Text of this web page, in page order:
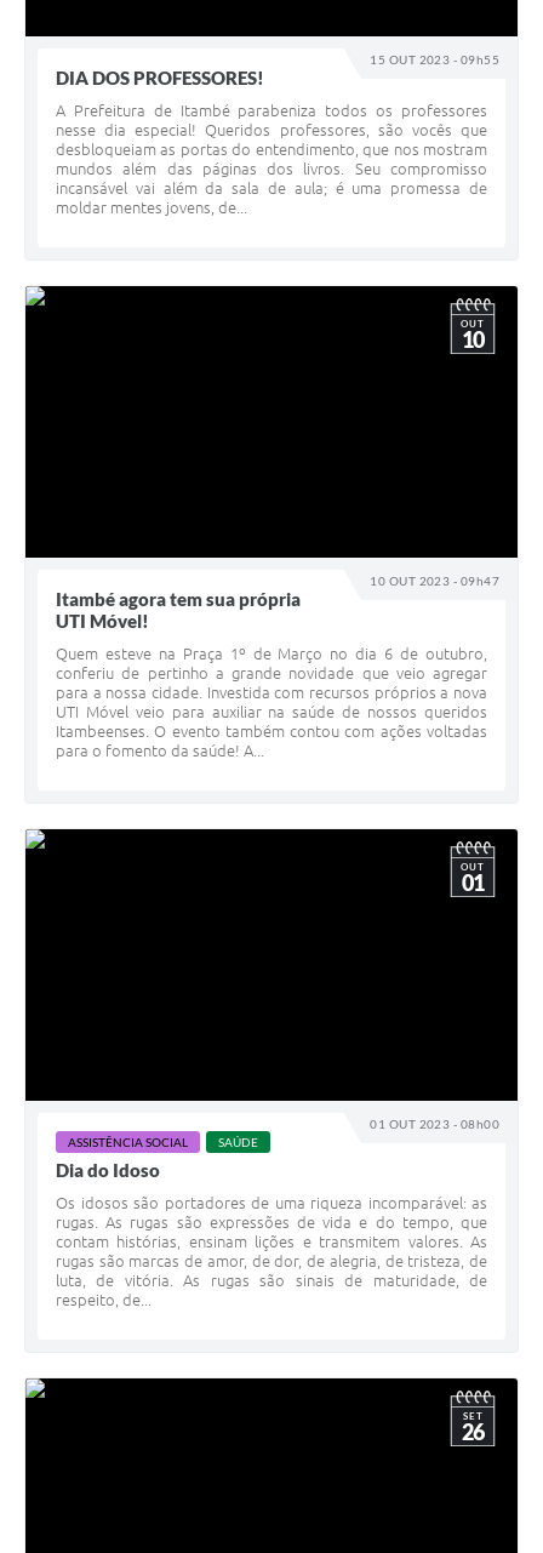
15 OUT 2023 - 09h55
DIA DOS PROFESSORES!
A Prefeitura de Itambé parabeniza todos os professores
nesse dia especial! Queridos professores, são vocês que
desbloqueiam as portas do entendimento, que nos mostram
mundos além das páginas dos livros. Seu compromisso
incansável vai além da sala de aula; é uma promessa de
moldar mentes jovens, de...
10 OUT 2023 - 09h47
OUT
10
Itambé agora tem sua própria
UTI Móvel!
Quem esteve na Praça 1º de Março no dia 6 de outubro,
conferiu de pertinho a grande novidade que veio agregar
para a nossa cidade. Investida com recursos próprios a nova
UTI Móvel veio para auxiliar na saúde de nossos queridos
Itambeenses. O evento também contou com ações voltadas
para o fomento da saúde! A...
01 OUT 2023 - 08h00
OUT
01
ASSISTÊNCIA SOCIAL SAÚDE
Dia do Idoso
Os idosos são portadores de uma riqueza incomparável: as
rugas. As rugas são expressões de vida e do tempo, que
contam histórias, ensinam lições e transmitem valores. As
rugas são marcas de amor, de dor, de alegria, de tristeza, de
luta, de vitória. As rugas são sinais de maturidade, de
respeito, de...
SET
26